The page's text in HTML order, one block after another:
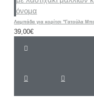
39,00€